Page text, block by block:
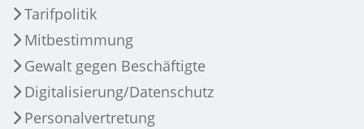
Tarifpolitik
Mitbestimmung
Gewalt gegen Beschäftigte
Digitalisierung/Datenschutz
Personalvertretung